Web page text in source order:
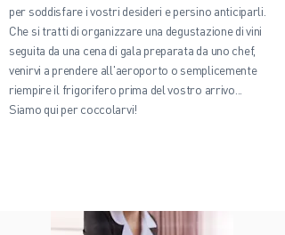
per soddisfare i vostri desideri e persino anticiparli.
Che si tratti di organizzare una degustazione di vini
seguita da una cena di gala preparata da uno chef,
venirvi a prendere all'aeroporto o semplicemente
riempire il frigorifero prima del vostro arrivo...
Siamo qui per coccolarvi!